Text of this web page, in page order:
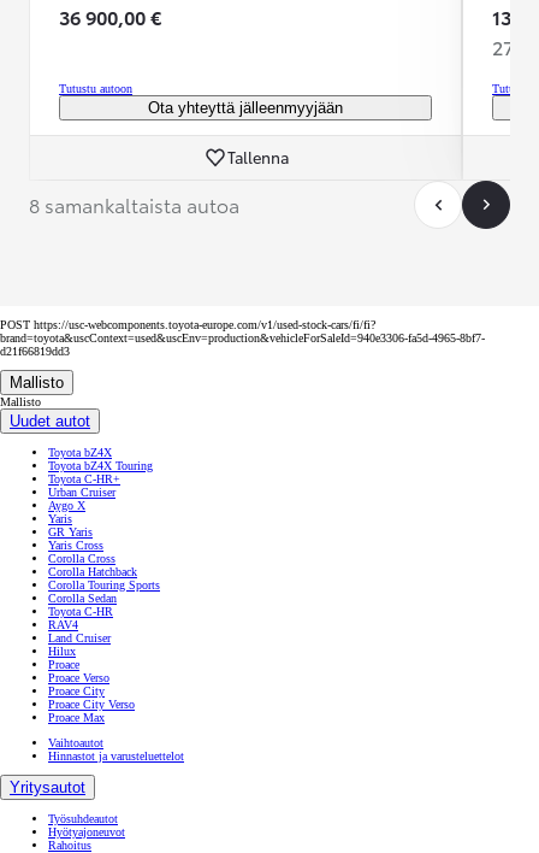
36 900,00 €
Tutustu autoon
Ota yhteyttä jälleenmyyjään
Tallenna
13
Tutustu
8 samankaltaista autoa
POST https://usc-webcomponents.toyota-europe.com/v1/used-stock-cars/fi/fi?
brand=toyota&uscContext=used&uscEnv=production&vehicleForSaleId=940e3306-fa5d-4965-8bf7-
d21f66819dd3
Mallisto
Mallisto
Uudet autot
Toyota bZ4X
Toyota bZ4X Touring
Toyota C-HR+
Urban Cruiser
Aygo X
Yaris
GR Yaris
Yaris Cross
Corolla Cross
Corolla Hatchback
Corolla Touring Sports
Corolla Sedan
Toyota C-HR
RAV4
Land Cruiser
Hilux
Proace
Proace Verso
Proace City
Proace City Verso
Proace Max
Vaihtoautot
Hinnastot ja varusteluettelot
Yritysautot
Työsuhdeautot
Hyötyajoneuvot
Rahoitus